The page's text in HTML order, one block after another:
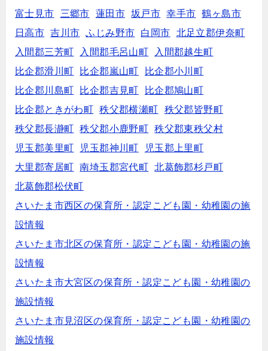
富士見市
三郷市 蓮田市 坂戸市 幸手市
鶴ヶ島市
日高市
吉川市 ふじみ野市 白岡市
北足立郡伊奈町
入間郡三芳町
入間郡毛呂山町
入間郡越生町
比企郡滑川町
比企郡嵐山町
比企郡小川町
比企郡川島町
比企郡吉見町
比企郡鳩山町
比企郡ときがわ町
秩父郡横瀬町
秩父郡皆野町
秩父郡長瀞町
秩父郡小鹿野町
秩父郡東秩父村
児玉郡美里町
児玉郡神川町
児玉郡上里町
大里郡寄居町
南埼玉郡宮代町
北葛飾郡杉戸町
北葛飾郡松伏町
さいたま市西区の保育所・認定こども園・幼稚園の施
設情報
さいたま市北区の保育所・認定こども園・幼稚園の施
設情報
さいたま市大宮区の保育所・認定こども園・幼稚園の
施設情報
さいたま市見沼区の保育所・認定こども園・幼稚園の
施設情報